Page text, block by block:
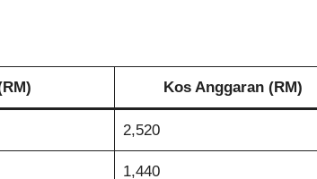
Kos Anggaran (RM)
2,520
1,440